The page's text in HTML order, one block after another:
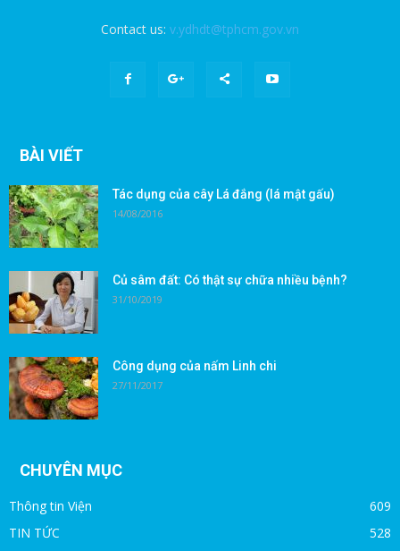
Contact us: v.ydhdt@tphcm.gov.vn
BÀI VIẾT
Tác dụng của cây Lá đắng (lá mật gấu)
14/08/2016
Củ sâm đất: Có thật sự chữa nhiều bệnh?
31/10/2019
Công dụng của nấm Linh chi
27/11/2017
CHUYÊN MỤC
Thông tin Viện
609
TIN TỨC
528